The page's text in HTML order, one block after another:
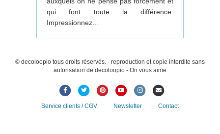
qui font toute la différence.
Impressionnez…
© decoloopio tous droits réservés. - reproduction et copie interdite sans
autorisation de decoloopio - On vous aime
FacebookTwitter PinterestYoutubeInstagramEmail
Service clients / CGV Newsletter Contact